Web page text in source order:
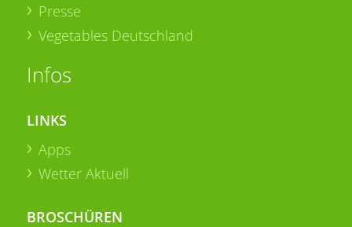
Presse
Vegetables Deutschland
Infos
LINKS
Apps
Wetter Aktuell
BROSCHÜREN